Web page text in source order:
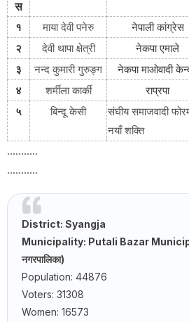
स
१ माया देवी पनेरु नेपाली कांग्रेस
२
देवी थापा क्षेत्री नेकपा एमाले
३
नन्द कुमारी गुरुङ्ग नेकपा माओवादी
४
शर्मीला कार्की राप्रपा
५
बिन्दू केसी
संघीय समाजवादी
नयाँ शक्ति
...........
...........
District: Syangja
Municipality: Putali Bazar
नगरपालिका)
Population: 44876
Voters: 31308
Women: 16573